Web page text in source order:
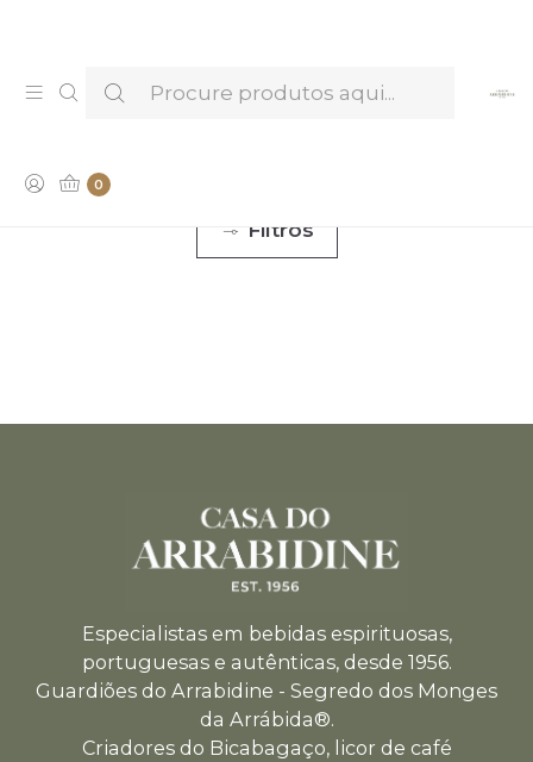
0
Filtros
Especialistas em bebidas espirituosas,
portuguesas e autênticas, desde 1956.
Guardiões do Arrabidine - Segredo dos Monges
da Arrábida®.
Criadores do Bicabagaço, licor de café